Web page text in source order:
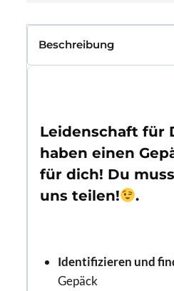
Beschreibung
Leidenschaft für
haben einen
für dich! Du
uns teilen!
.
Identifizieren und
Gepäck